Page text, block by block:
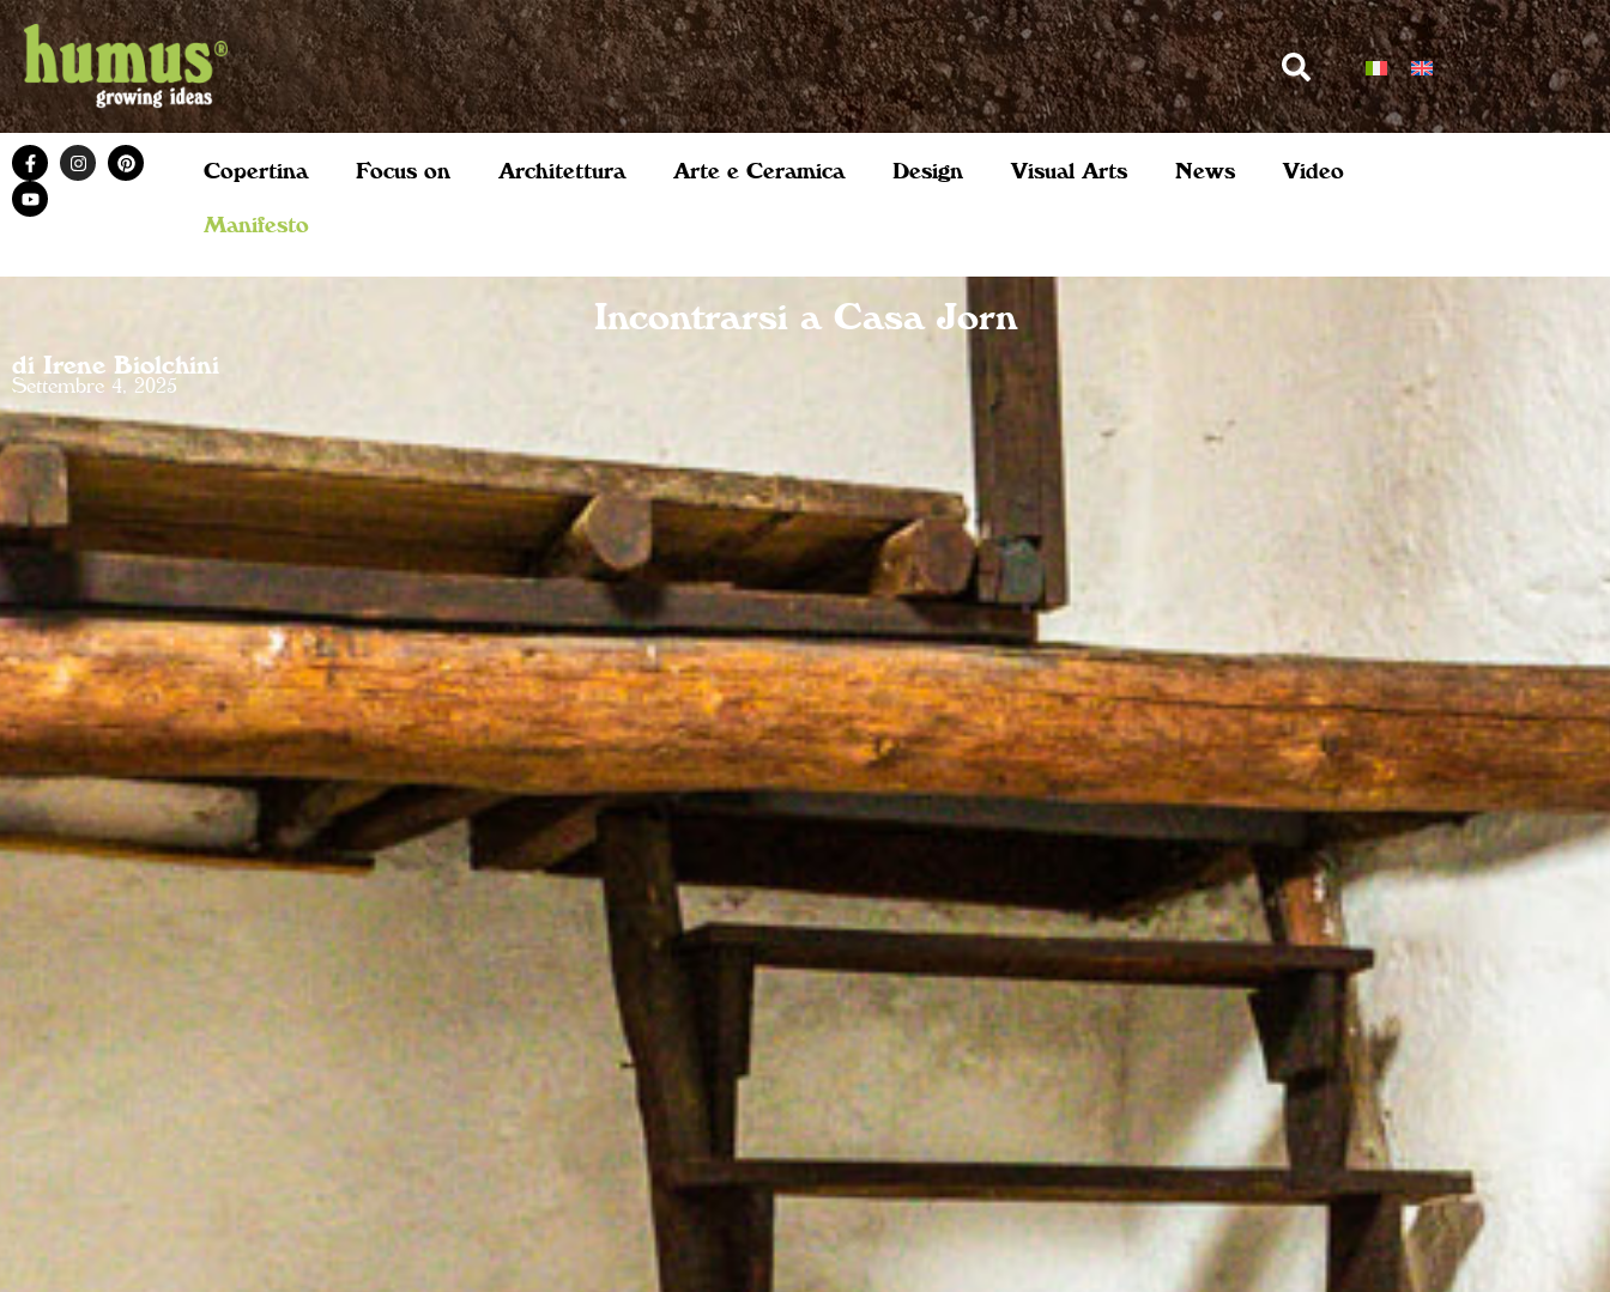
Copertina Focus on Architettura Arte e Ceramica Design Visual Arts News Video
Manifesto
Incontrarsi a Casa Jorn
di Irene Biolchini
Settembre 4, 2025